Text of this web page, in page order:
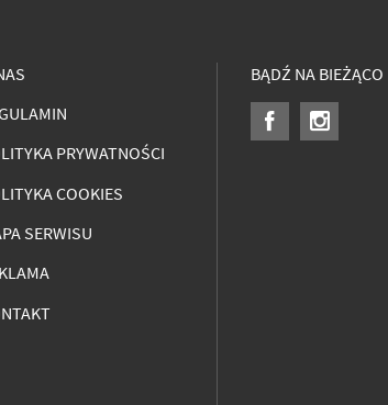
PRYWATNOŚCI
COOKIES
SERWISU
BĄDŹ NA BIEŻĄCO